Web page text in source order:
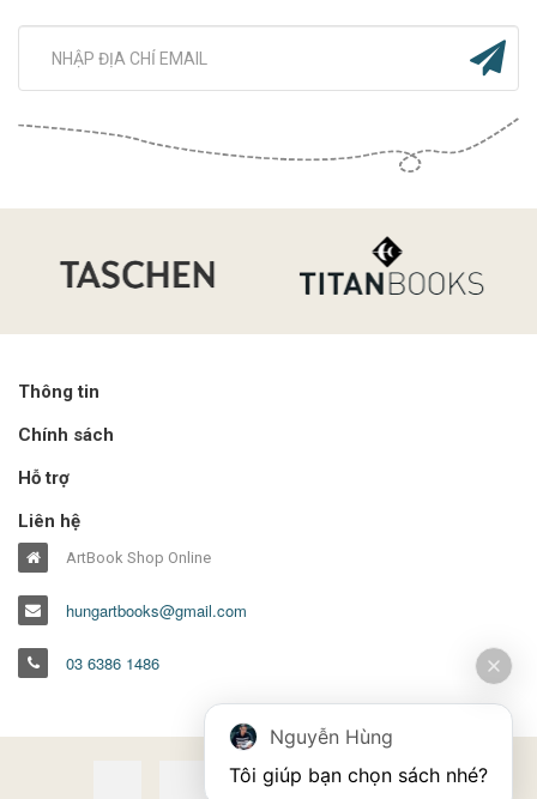
Thông tin
Chính sách
Hỗ trợ
Liên hệ
ArtBook Shop Online
hungartbooks@gmail.com
03 6386 1486
Nguyễn Hùng
Tôi giúp bạn chọn sách nhé?